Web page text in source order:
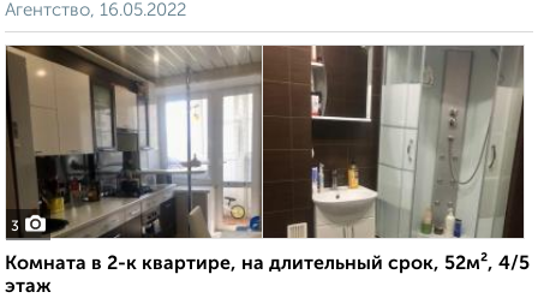
Агентство, 16.05.2022
3
Комната в 2-к квартире, на длительный срок, 52м², 4/5
этаж